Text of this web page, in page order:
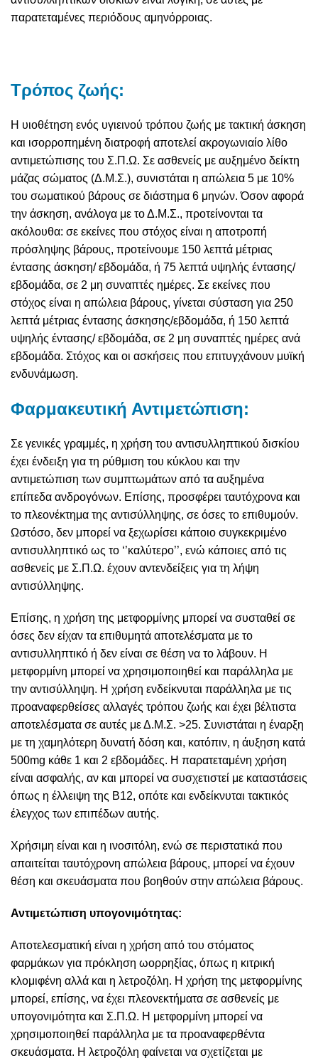
παρατεταμένες περιόδους αμηνόρροιας.
Τρόπος ζωής:
Η υιοθέτηση ενός υγιεινού τρόπου ζωής με τακτική άσκηση
και ισορροπημένη διατροφή αποτελεί ακρογωνιαίο λίθο
αντιμετώπισης του Σ.Π.Ω. Σε ασθενείς με αυξημένο δείκτη
μάζας σώματος (Δ.Μ.Σ.), συνιστάται η απώλεια 5 με 10%
του σωματικού βάρους σε διάστημα 6 μηνών. Όσον αφορά
την άσκηση, ανάλογα με το Δ.Μ.Σ., προτείνονται τα
ακόλουθα: σε εκείνες που στόχος είναι η αποτροπή
πρόσληψης βάρους, προτείνουμε 150 λεπτά μέτριας
έντασης άσκηση/ εβδομάδα, ή 75 λεπτά υψηλής έντασης/
εβδομάδα, σε 2 μη συναπτές ημέρες. Σε εκείνες που
στόχος είναι η απώλεια βάρους, γίνεται σύσταση για 250
λεπτά μέτριας έντασης άσκησης/εβδομάδα, ή 150 λεπτά
υψηλής έντασης/ εβδομάδα, σε 2 μη συναπτές ημέρες ανά
εβδομάδα. Στόχος και οι ασκήσεις που επιτυγχάνουν μυϊκή
ενδυνάμωση.
Φαρμακευτική Αντιμετώπιση:
Σε γενικές γραμμές, η χρήση του αντισυλληπτικού δισκίου
έχει ένδειξη για τη ρύθμιση του κύκλου και την
αντιμετώπιση των συμπτωμάτων από τα αυξημένα
επίπεδα ανδρογόνων. Επίσης, προσφέρει ταυτόχρονα και
το πλεονέκτημα της αντισύλληψης, σε όσες το επιθυμούν.
Ωστόσο, δεν μπορεί να ξεχωρίσει κάποιο συγκεκριμένο
αντισυλληπτικό ως το ‘’καλύτερο’’, ενώ κάποιες από τις
ασθενείς με Σ.Π.Ω. έχουν αντενδείξεις για τη λήψη
αντισύλληψης.
Επίσης, η χρήση της μετφορμίνης μπορεί να συσταθεί σε
όσες δεν είχαν τα επιθυμητά αποτελέσματα με το
αντισυλληπτικό ή δεν είναι σε θέση να το λάβουν. Η
μετφορμίνη μπορεί να χρησιμοποιηθεί και παράλληλα με
την αντισύλληψη. Η χρήση ενδείκνυται παράλληλα με τις
προαναφερθείσες αλλαγές τρόπου ζωής και έχει βέλτιστα
αποτελέσματα σε αυτές με Δ.Μ.Σ. >25. Συνιστάται η έναρξη
με τη χαμηλότερη δυνατή δόση και, κατόπιν, η άυξηση κατά
500mg κάθε 1 και 2 εβδομάδες. Η παρατεταμένη χρήση
είναι ασφαλής, αν και μπορεί να συσχετιστεί με καταστάσεις
όπως η έλλειψη της Β12, οπότε και ενδείκνυται τακτικός
έλεγχος των επιπέδων αυτής.
Χρήσιμη είναι και η ινοσιτόλη, ενώ σε περιστατικά που
απαιτείται ταυτόχρονη απώλεια βάρους, μπορεί να έχουν
θέση και σκευάσματα που βοηθούν στην απώλεια βάρους.
Αντιμετώπιση υπογονιμότητας:
Αποτελεσματική είναι η χρήση από του στόματος
φαρμάκων για πρόκληση ωορρηξίας, όπως η κιτρική
κλομιφένη αλλά και η λετροζόλη. Η χρήση της μετφορμίνης
μπορεί, επίσης, να έχει πλεονεκτήματα σε ασθενείς με
υπογονιμότητα και Σ.Π.Ω. Η μετφορμίνη μπορεί να
χρησιμοποιηθεί παράλληλα με τα προαναφερθέντα
σκευάσματα. Η λετροζόλη φαίνεται να σχετίζεται με